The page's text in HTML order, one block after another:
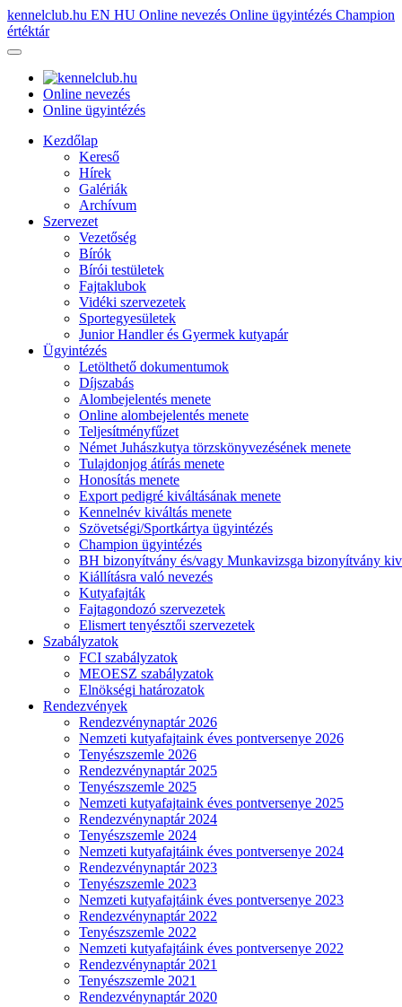
kennelclub.hu EN HU Online nevezés Online ügyintézés Champion
értéktár
Online nevezés
Online ügyintézés
Kezdőlap
Kereső
Hírek
Galériák
Archívum
Szervezet
Vezetőség
Bírók
Bírói testületek
Fajtaklubok
Vidéki szervezetek
Sportegyesületek
Junior Handler és Gyermek kutyapár
Ügyintézés
Letölthető dokumentumok
Díjszabás
Alombejelentés menete
Online alombejelentés menete
Teljesítményfűzet
Német Juhászkutya törzskönyvezésének menete
Tulajdonjog átírás menete
Honosítás menete
Export pedigré kiváltásának menete
Kennelnév kiváltás menete
Szövetségi/Sportkártya ügyintézés
Champion ügyintézés
BH bizonyítvány és/vagy Munkavizsga bizonyítvány
Kiállításra való nevezés
Kutyafajták
Fajtagondozó szervezetek
Elismert tenyésztői szervezetek
Szabályzatok
FCI szabályzatok
MEOESZ szabályzatok
Elnökségi határozatok
Rendezvények
Rendezvénynaptár 2026
Nemzeti kutyafajtaink éves pontversenye 2026
Tenyészszemle 2026
Rendezvénynaptár 2025
Tenyészszemle 2025
Nemzeti kutyafajtaink éves pontversenye 2025
Rendezvénynaptár 2024
Tenyészszemle 2024
Nemzeti kutyafajtáink éves pontversenye 2024
Rendezvénynaptár 2023
Tenyészszemle 2023
Nemzeti kutyafajtáink éves pontversenye 2023
Rendezvénynaptár 2022
Tenyészszemle 2022
Nemzeti kutyafajtáink éves pontversenye 2022
Rendezvénynaptár 2021
Tenyészszemle 2021
Rendezvénynaptár 2020